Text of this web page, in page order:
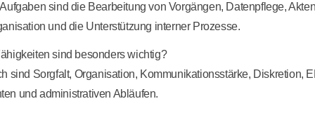
sind die Bearbeitung von Vorgängen, Datenpflege,
und die Unterstützung interner Prozesse.
sind besonders wichtig?
sind Sorgfalt, Organisation, Kommunikationsstärke, Diskretion,
und administrativen Abläufen.